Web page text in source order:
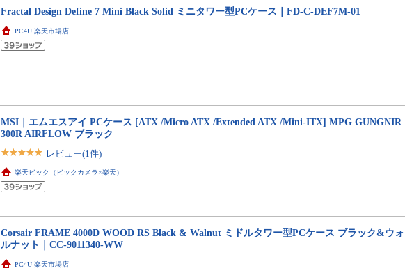
Fractal Design Define 7 Mini Black Solid ミニタワー型PCケース｜FD-C-DEF7M-01
PC4U 楽天市場店
MSI｜エムエスアイ PCケース [ATX /Micro ATX /Extended ATX /Mini-ITX] MPG GUNGNIR
300R AIRFLOW ブラック
レビュー(1件)
楽天ビック（ビックカメラ×楽天）
Corsair FRAME 4000D WOOD RS Black & Walnut ミドルタワー型PCケース ブラック&ウォ
ルナット｜CC-9011340-WW
PC4U 楽天市場店